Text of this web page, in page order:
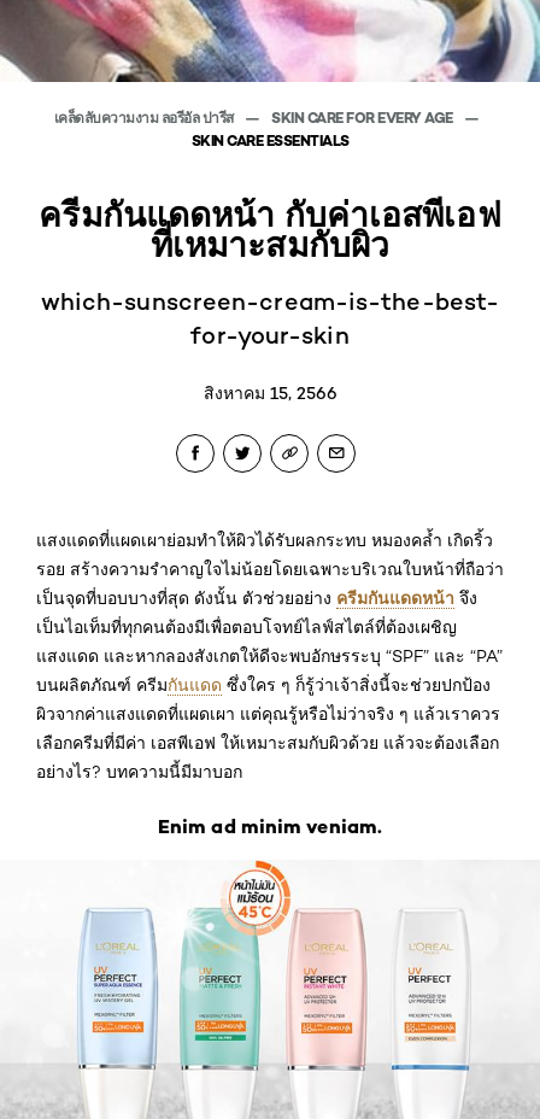
เคล็ดลับความงาม ลอรีอัล ปารีส
SKIN CARE FOR EVERY AGE
SKIN CARE ESSENTIALS
ครีมกันแดดหน้า กับค่าเอสพีเอฟ
ที่เหมาะสมกับผิว
which-sunscreen-cream-is-the-best-
for-your-skin
สิงหาคม 15, 2566
แสงแดดที่แผดเผาย่อมทำให้ผิวได้รับผลกระทบ หมองคล้ำ เกิดริ้ว
รอย สร้างความรำคาญใจไม่น้อยโดยเฉพาะบริเวณใบหน้าที่ถือว่า
เป็นจุดที่บอบบางที่สุด ดังนั้น ตัวช่วยอย่าง ครีมกันแดดหน้า จึง
เป็นไอเท็มที่ทุกคนต้องมีเพื่อตอบโจทย์ไลฟ์สไตล์ที่ต้องเผชิญ
แสงแดด และหากลองสังเกตให้ดีจะพบอักษรระบุ “SPF” และ “PA”
บนผลิตภัณฑ์ ครีมกันแดด ซึ่งใคร ๆ ก็รู้ว่าเจ้าสิ่งนี้จะช่วยปกป้อง
ผิวจากค่าแสงแดดที่แผดเผา แต่คุณรู้หรือไม่ว่าจริง ๆ แล้วเราควร
เลือกครีมที่มีค่า เอสพีเอฟ ให้เหมาะสมกับผิวด้วย แล้วจะต้องเลือก
อย่างไร? บทความนี้มีมาบอก
Enim ad minim veniam.